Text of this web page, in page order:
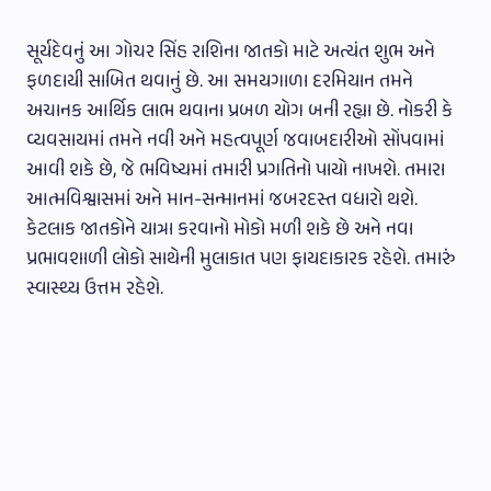
સૂર્યદેવનું આ ગોચર સિંહ રાશિના જાતકો માટે અત્યંત શુભ અને
ફળદાયી સાબિત થવાનું છે. આ સમયગાળા દરમિયાન તમને
અચાનક આર્થિક લાભ થવાના પ્રબળ યોગ બની રહ્યા છે. નોકરી કે
વ્યવસાયમાં તમને નવી અને મહત્વપૂર્ણ જવાબદારીઓ સોંપવામાં
આવી શકે છે, જે ભવિષ્યમાં તમારી પ્રગતિનો પાયો નાખશે. તમારા
આત્મવિશ્વાસમાં અને માન-સન્માનમાં જબરદસ્ત વધારો થશે.
કેટલાક જાતકોને યાત્રા કરવાનો મોકો મળી શકે છે અને નવા
પ્રભાવશાળી લોકો સાથેની મુલાકાત પણ ફાયદાકારક રહેશે. તમારું
સ્વાસ્થ્ય ઉત્તમ રહેશે.